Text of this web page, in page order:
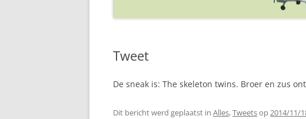
Tweet
De sneak is: The skeleton twins. Broer en zus
Dit bericht werd geplaatst in Alles,Tweetsop2014/11/